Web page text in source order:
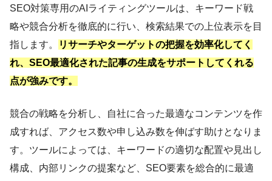
SEO対策専用のAIライティングツールは、キーワード戦
略や競合分析を徹底的に行い、検索結果での上位表示を目
指します。
リサーチやターゲットの把握を効率化してく
れ、SEO最適化された記事の生成をサポートしてくれる
点が強みです。
競合の戦略を分析し、自社に合った最適なコンテンツを作
成すれば、アクセス数や申し込み数を伸ばす助けとなりま
す。ツールによっては、キーワードの適切な配置や見出し
構成、内部リンクの提案など、SEO要素を総合的に最適